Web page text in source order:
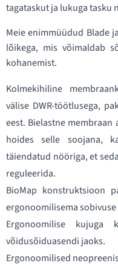
tagataskut ja lukuga tasku
Meie enimmüüdud Blade
lõikega, mis võimaldab
kohanemist.
Kolmekihiline
välise DWR-töötlusega,
eest. Bielastne
hoides selle soojana,
täiendatud nööriga, et
reguleerida.
BioMap konstruktsioon
ergonoomilisema sobivuse
Ergonoomilise kujuga
võidusõiduasendi jaoks.
Ergonoomilised